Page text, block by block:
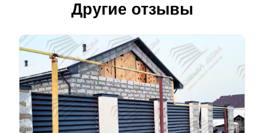
Другие отзывы